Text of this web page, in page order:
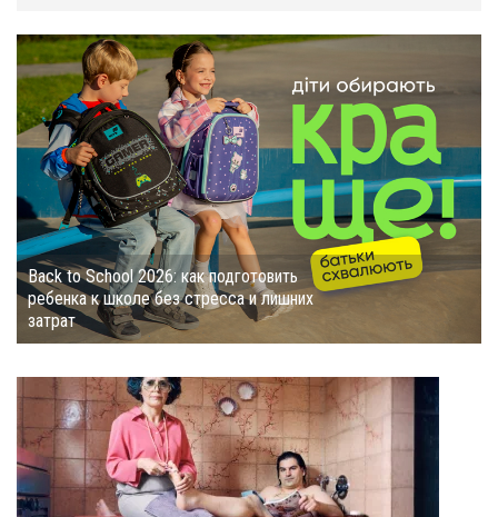
Back to School 2026: как подготовить
ребенка к школе без стресса и лишних
затрат